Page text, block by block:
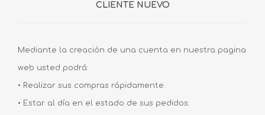
CLIENTE NUEVO
Mediante la creación de una cuenta en nuestra pagina
web usted podrá:
• Realizar sus compras rápidamente.
• Estar al día en el estado de sus pedidos.